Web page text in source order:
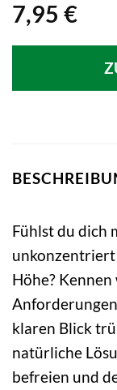
7,95 €
Fühlst du dich
unkonzentriert
Höhe?
klaren Blick
natürliche
befreien und